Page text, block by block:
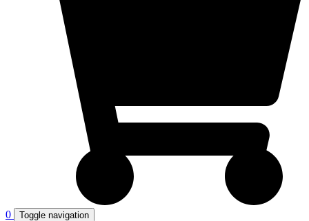
0 Toggle navigation